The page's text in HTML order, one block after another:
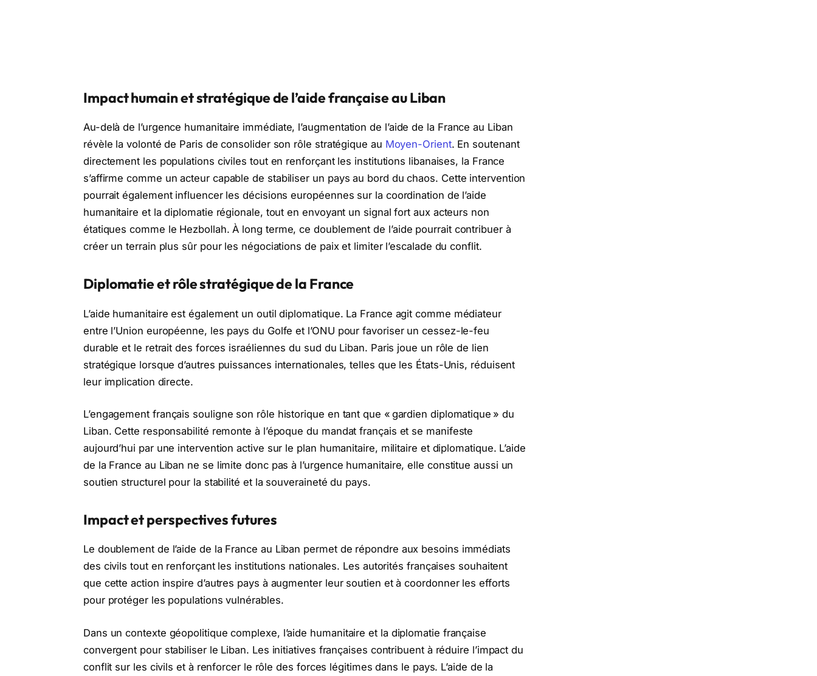
Impact humain et stratégique de l’aide française au Liban
Au-delà de l’urgence humanitaire immédiate, l’augmentation de l’aide de la France au Liban
révèle la volonté de Paris de consolider son rôle stratégique au Moyen-Orient. En soutenant
directement les populations civiles tout en renforçant les institutions libanaises, la France
s’affirme comme un acteur capable de stabiliser un pays au bord du chaos. Cette intervention
pourrait également influencer les décisions européennes sur la coordination de l’aide
humanitaire et la diplomatie régionale, tout en envoyant un signal fort aux acteurs non
étatiques comme le Hezbollah. À long terme, ce doublement de l’aide pourrait contribuer à
créer un terrain plus sûr pour les négociations de paix et limiter l’escalade du conflit.
Diplomatie et rôle stratégique de la France
L’aide humanitaire est également un outil diplomatique. La France agit comme médiateur
entre l’Union européenne, les pays du Golfe et l’ONU pour favoriser un cessez-le-feu
durable et le retrait des forces israéliennes du sud du Liban. Paris joue un rôle de lien
stratégique lorsque d’autres puissances internationales, telles que les États-Unis, réduisent
leur implication directe.
L’engagement français souligne son rôle historique en tant que « gardien diplomatique » du
Liban. Cette responsabilité remonte à l’époque du mandat français et se manifeste
aujourd’hui par une intervention active sur le plan humanitaire, militaire et diplomatique. L’aide
de la France au Liban ne se limite donc pas à l’urgence humanitaire, elle constitue aussi un
soutien structurel pour la stabilité et la souveraineté du pays.
Impact et perspectives futures
Le doublement de l’aide de la France au Liban permet de répondre aux besoins immédiats
des civils tout en renforçant les institutions nationales. Les autorités françaises souhaitent
que cette action inspire d’autres pays à augmenter leur soutien et à coordonner les efforts
pour protéger les populations vulnérables.
Dans un contexte géopolitique complexe, l’aide humanitaire et la diplomatie française
convergent pour stabiliser le Liban. Les initiatives françaises contribuent à réduire l’impact du
conflit sur les civils et à renforcer le rôle des forces légitimes dans le pays. L’aide de la